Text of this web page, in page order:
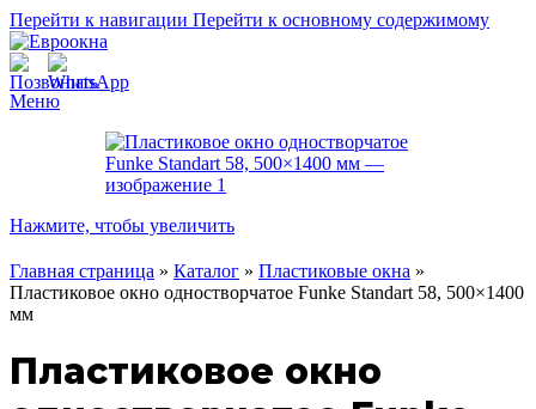
Перейти к навигации Перейти к основному содержимому
Меню
Нажмите, чтобы увеличить
Главная страница » Каталог » Пластиковые окна »
Пластиковое окно одностворчатое Funke Standart 58, 500×1400
мм
Пластиковое окно